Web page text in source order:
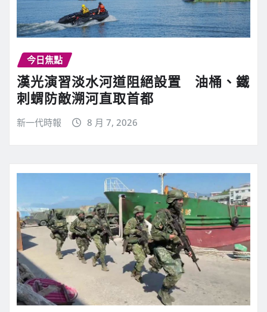
今日焦點
漢光演習淡水河道阻絕設置 油桶、鐵
刺蝟防敵溯河直取首都
新一代時報 8 月 7, 2026